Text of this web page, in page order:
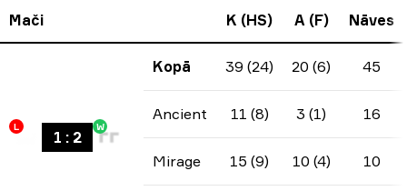
Mači K (HS) A (F) Nāves
L
1 : 2
W
Kopā 39 (24) 20 (6) 45
Ancient 11 (8) 3 (1) 16
Mirage 15 (9) 10 (4) 10